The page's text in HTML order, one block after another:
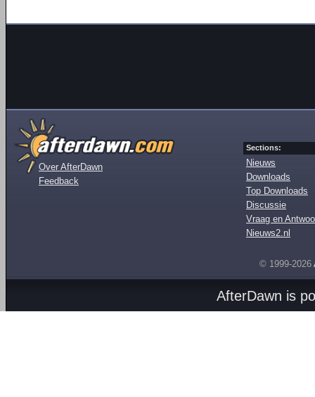
Over AfterDawn
Feedback
Sections:
Nieuws
Downloads
Top Downloads
Discussie
Vraag en
Nieuws2.nl
© 1999-2026
AfterDawn is